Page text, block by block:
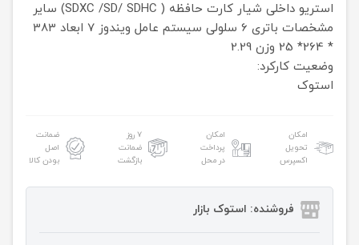
استریو داخلی شیار کارت حافظه ( SDXC /SD/ SDHC)
سایر
مشخصات باتری 6 سلولی سیستم عامل ویندوز 7 ابعاد 383
* 264* 25
وزن 2.29
وضعیت کارکرد:
استوک
امکان
تحویل
اکسپرس
امکان
پرداخت
در محل
۷ روز
ضمانت
بازگشت
ضمانت
اصل
بودن کالا
فروشنده: استوک بازار